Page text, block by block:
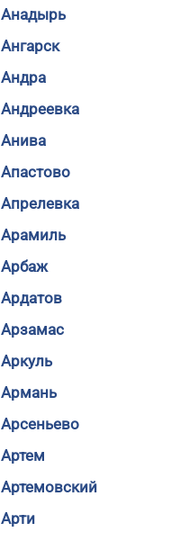
Анадырь
Ангарск
Андра
Андреевка
Анива
Апастово
Апрелевка
Арамиль
Арбаж
Ардатов
Арзамас
Аркуль
Армань
Арсеньево
Артем
Артемовский
Арти